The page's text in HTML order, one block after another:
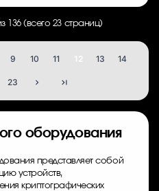
9 10 11 12 13 14
23
136 (всего 23 страниц)
оборудования
представляет собой
устройств,
криптографических